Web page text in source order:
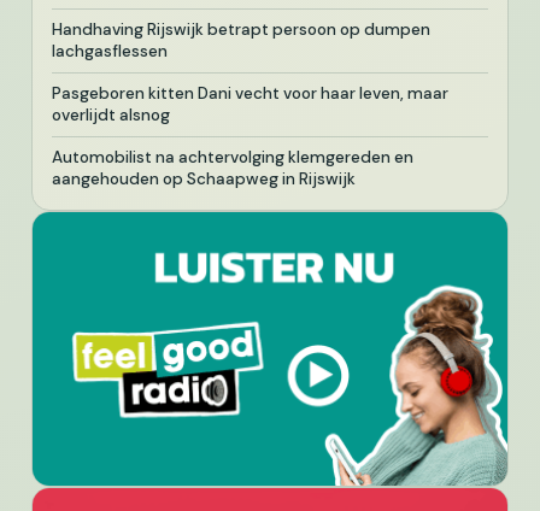
Handhaving Rijswijk betrapt persoon op dumpen
lachgasflessen
Pasgeboren kitten Dani vecht voor haar leven, maar
overlijdt alsnog
Automobilist na achtervolging klemgereden en
aangehouden op Schaapweg in Rijswijk